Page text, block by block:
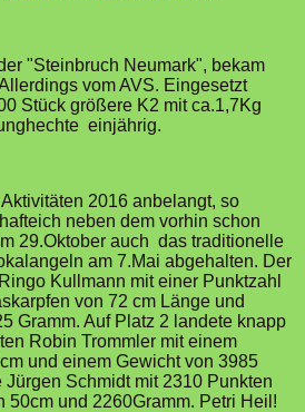
"Steinbruch Neumark", bekam
vom AVS. Eingesetzt
Stück größere K2 mit ca.1,7Kg
einjährig.
2016 anbelangt, so
neben dem vorhin schon
29.Oktober auch das traditionelle
am 7.Mai abgehalten. Der
Kullmann mit einer Punktzahl
von 72 cm Länge und
Gramm. Auf Platz 2 landete knapp
Robin Trommler mit einem
und einem Gewicht von 3985
Schmidt mit 2310 Punkten
50cm und 2260Gramm. Petri Heil!